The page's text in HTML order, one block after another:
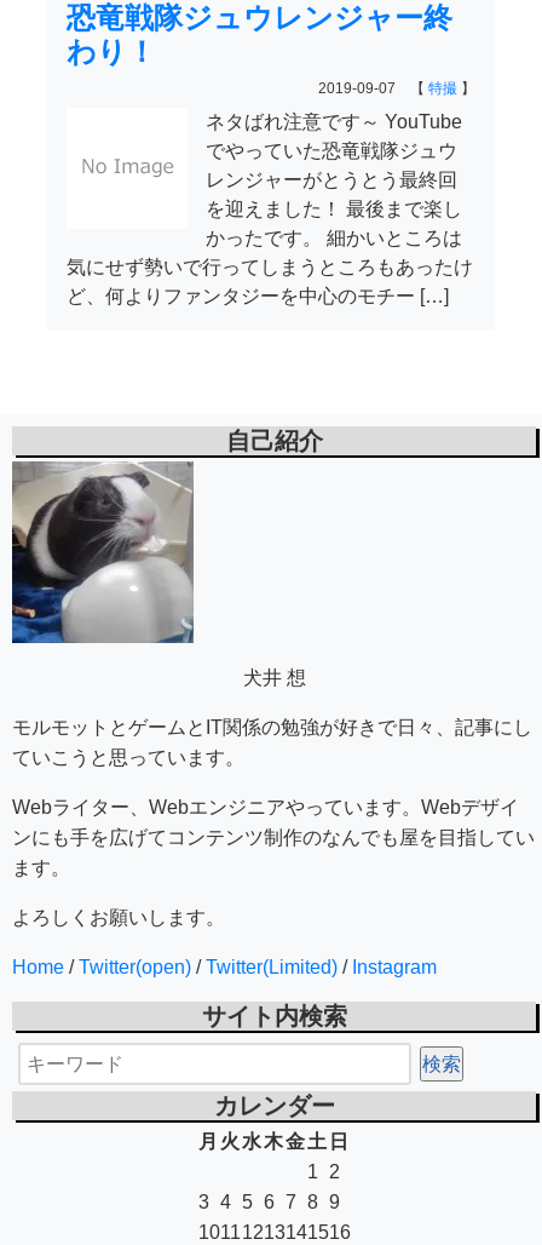
恐竜戦隊ジュウレンジャー終
わり！
2019-09-07 【 特撮 】
ネタばれ注意です～ YouTube
でやっていた恐竜戦隊ジュウ
レンジャーがとうとう最終回
を迎えました！ 最後まで楽し
かったです。 細かいところは
気にせず勢いで行ってしまうところもあったけ
ど、何よりファンタジーを中心のモチー […]
自己紹介
犬井 想
モルモットとゲームとIT関係の勉強が好きで日々、記事にし
ていこうと思っています。
Webライター、Webエンジニアやっています。Webデザイ
ンにも手を広げてコンテンツ制作のなんでも屋を目指してい
ます。
よろしくお願いします。
Home /Twitter(open) /Twitter(Limited) / Instagram
サイト内検索
カレンダー
月 火 水木金 土 日
1
2
3 4 5 6 7 8 9
10111213141516